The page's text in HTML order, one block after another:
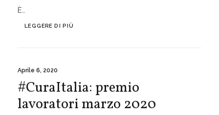
È…
LEGGERE DI PIÙ
Aprile 6, 2020
#CuraItalia: premio
lavoratori marzo 2020